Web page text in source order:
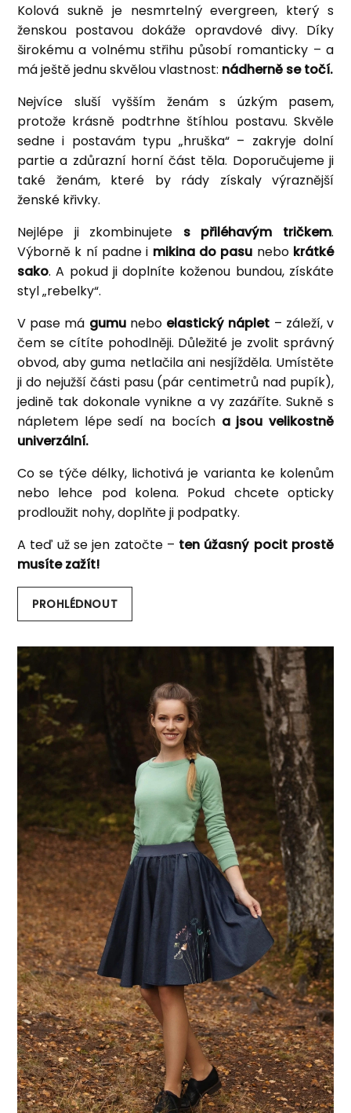
Kolová sukně je nesmrtelný evergreen, který s
ženskou postavou dokáže opravdové divy. Díky
širokému a volnému střihu působí romanticky – a
má ještě jednu skvělou vlastnost: nádherně se točí.
Nejvíce sluší vyšším ženám s úzkým pasem,
protože krásně podtrhne štíhlou postavu. Skvěle
sedne i postavám typu „hruška“ – zakryje dolní
partie a zdůrazní horní část těla. Doporučujeme ji
také ženám, které by rády získaly výraznější
ženské křivky.
Nejlépe ji zkombinujete s přiléhavým tričkem.
Výborně k ní padne i mikina do pasu nebo krátké
sako. A pokud ji doplníte koženou bundou, získáte
styl „rebelky“.
V pase má gumunebo elastický náplet – záleží, v
čem se cítíte pohodlněji. Důležité je zvolit správný
obvod, aby guma netlačila ani nesjížděla. Umístěte
ji do nejužší části pasu (pár centimetrů nad pupík),
jedině tak dokonale vynikne a vy zazáříte. Sukně s
nápletem lépe sedí na bocích a jsou velikostně
univerzální.
Co se týče délky, lichotivá je varianta ke kolenům
nebo lehce pod kolena. Pokud chcete opticky
prodloužit nohy, doplňte ji podpatky.
A teď už se jen zatočte – ten úžasný pocit prostě
musíte zažít!
PROHLÉDNOUT